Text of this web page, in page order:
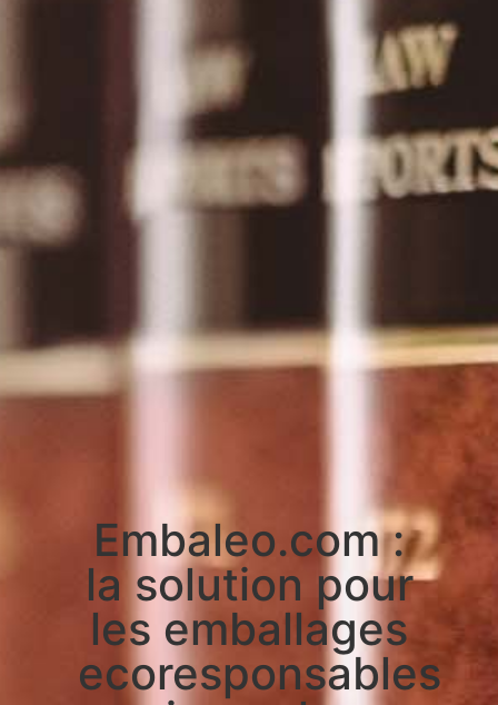
Embaleo.com :
la solution pour
les emballages
ecoresponsables